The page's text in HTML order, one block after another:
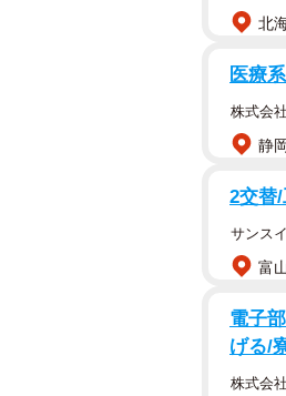
北
医療
株式会
静
2交替
サンス
富
電子
げる/
株式会